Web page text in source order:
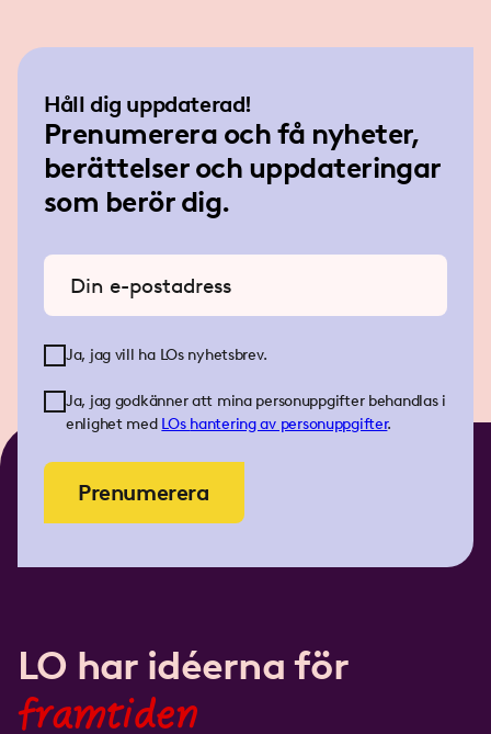
Håll dig uppdaterad!
Prenumerera och få nyheter,
berättelser och uppdateringar
som berör dig.
Ange din e-postadress
Ja, jag vill ha LOs nyhetsbrev.
Ja, jag godkänner att mina personuppgifter behandlas i
enlighet med LOs hantering av personuppgifter.
Prenumerera
LO har idéerna för
framtiden